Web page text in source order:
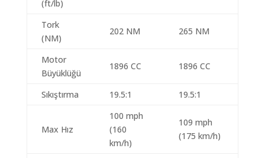
(ft/lb)
Tork
(NM)
202 NM 265 NM
Motor
Büyüklüğü
1896 CC 1896 CC
Sıkıştırma 19.5:1 19.5:1
Max Hız
100 mph
(160
km/h)
109 mph
(175 km/h)